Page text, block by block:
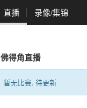
直播 录像/集锦
佛得角直播
暂无比赛, 待更新